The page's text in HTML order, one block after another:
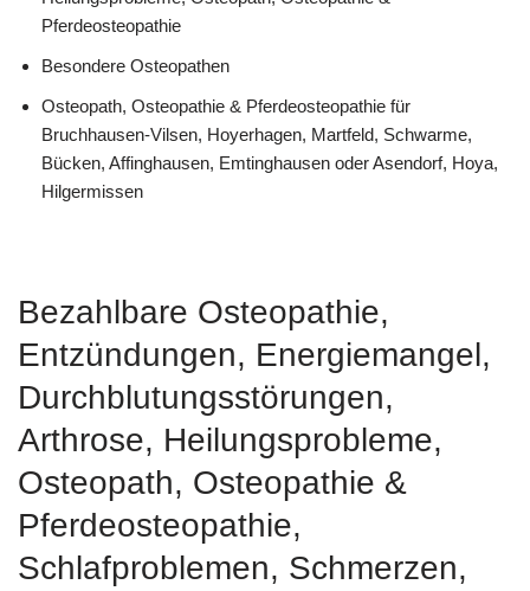
Pferdeosteopathie
Besondere Osteopathen
Osteopath, Osteopathie & Pferdeosteopathie für
Bruchhausen-Vilsen, Hoyerhagen, Martfeld, Schwarme,
Bücken, Affinghausen, Emtinghausen oder Asendorf, Hoya,
Hilgermissen
Bezahlbare Osteopathie,
Entzündungen, Energiemangel,
Durchblutungsstörungen,
Arthrose, Heilungsprobleme,
Osteopath, Osteopathie &
Pferdeosteopathie,
Schlafproblemen, Schmerzen,